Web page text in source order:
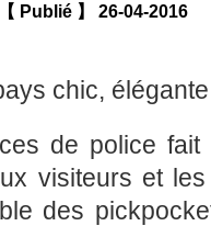
【 Publié 】 26-04-2016
chic,
de police
visiteurs et
des